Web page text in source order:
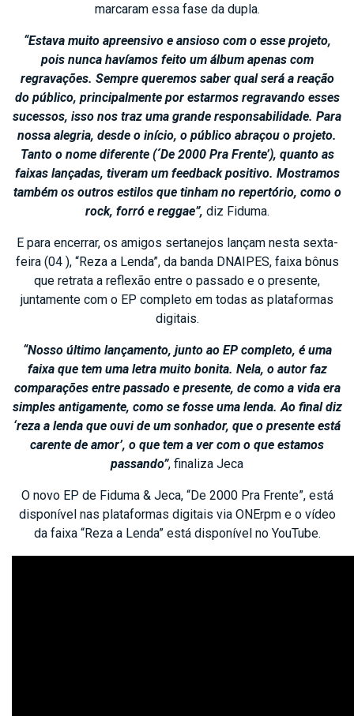
marcaram essa fase da dupla.
“Estava muito apreensivo e ansioso com o esse projeto,
pois nunca havíamos feito um álbum apenas com
regravações. Sempre queremos saber qual será a reação
do público, principalmente por estarmos regravando esses
sucessos, isso nos traz uma grande responsabilidade. Para
nossa alegria, desde o início, o público abraçou o projeto.
Tanto o nome diferente (´De 2000 Pra Frente’), quanto as
faixas lançadas, tiveram um feedback positivo. Mostramos
também os outros estilos que tinham no repertório, como o
rock, forró e reggae”, diz Fiduma.
E para encerrar, os amigos sertanejos lançam nesta sexta-
feira (04 ), “Reza a Lenda”, da banda DNAIPES, faixa bônus
que retrata a reflexão entre o passado e o presente,
juntamente com o EP completo em todas as plataformas
digitais.
“Nosso último lançamento, junto ao EP completo, é uma
faixa que tem uma letra muito bonita. Nela, o autor faz
comparações entre passado e presente, de como a vida era
simples antigamente, como se fosse uma lenda. Ao final diz
‘reza a lenda que ouvi de um sonhador, que o presente está
carente de amor’, o que tem a ver com o que estamos
passando”, finaliza Jeca
O novo EP de Fiduma & Jeca, “De 2000 Pra Frente”, está
disponível nas plataformas digitais via ONErpm e o vídeo
da faixa “Reza a Lenda” está disponível no YouTube.